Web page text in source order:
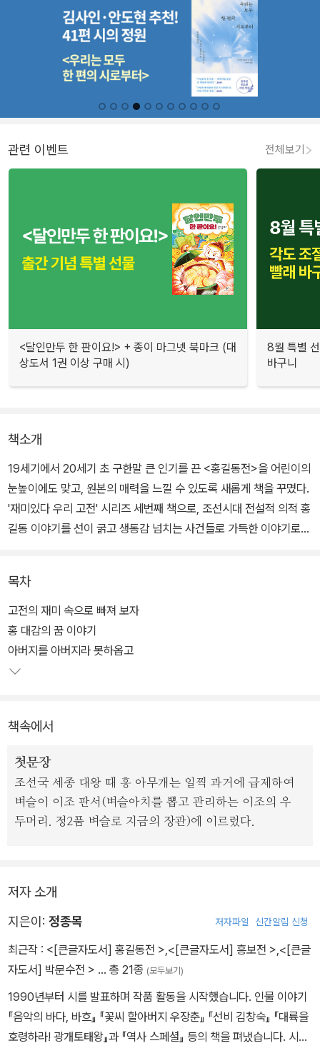
관련 이벤트 전체보기
<달인만두 한 판이요!> + 종이 마그넷 북마크 (대
상도서 1권 이상 구매 시)
8월 특별
바구니
책소개
19세기에서 20세기 초 구한말 큰 인기를 끈 <홍길동전>을 어린이의
눈높이에도 맞고, 원본의 매력을 느낄 수 있도록 새롭게 책을 꾸몄다.
'재미있다 우리 고전' 시리즈 세번째 책으로, 조선시대 전설적 의적 홍
길동 이야기를 선이 굵고 생동감 넘치는 사건들로 가득한 이야기로
국한문 혼용으로 된 김동욱 교수의 89장 필사본을 뼈대로 삼고, 이윤
석 교수가 수집한 11종의 <홍길동전> 이본들을 참고해 글을 썼다. 등
장인물의 이름은 경판 30장본과 경판 24장본에서 따왔으며, 이야기
를 펼쳐가며 필요한 에피소드들은 완판 36장본 등 다른 이본들을 참
고해 짜임새 있게 재구성했다.
으로 가 새로운 나라를 건설하는 홍길동의 이야기는 전형적인 영웅
홍길동의 모습에서, 새로운 질서를 꿈꾸었던 시대의 모습을 읽어낼
수 있다.
목차
고전의 재미 속으로 빠져 보자
홍 대감의 꿈 이야기
아버지를 아버지라 못하옵고
책속에서
첫문장
조선국 세종 대왕 때 홍 아무개는 일찍 과거에 급제하여
벼슬이 이조 판서(벼슬아치를 뽑고 관리하는 이조의 우
두머리. 정2품 벼슬로 지금의 장관)에 이르렀다.
저자 소개
지은이: 정종목 저자파일 신간알림 신청
최근작 : <[큰글자도서] 홍길동전 >,<[큰글자도서] 흥보전 >,<[큰글
자도서] 박문수전 > … 총 21종 (모두보기)
1990년부터 시를 발표하며 작품 활동을 시작했습니다. 인물 이야기
『음악의 바다, 바흐』 『꽃씨 할아버지 우장춘』 『선비 김창숙』 『대륙을
호령하라! 광개토태왕』과 『역사 스페셜』 등의 책을 펴냈습니다. 시집